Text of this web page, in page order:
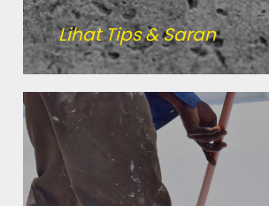
Lihat Tips & Saran